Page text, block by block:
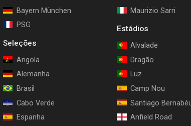
Bayern München
PSG
Seleções
Angola
Alemanha
Brasil
Cabo Verde
Espanha
Maurizio Sarri
Estádios
Alvalade
Dragão
Luz
Camp Nou
Santiago
Anfield Road